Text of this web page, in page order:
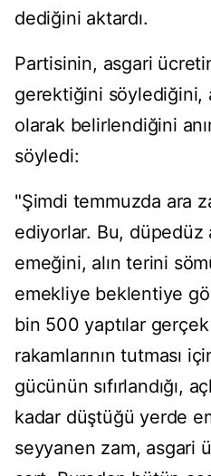
dediğini aktardı.
Partisinin, asgari
gerektiğini söylediğini,
olarak belirlendiğini
söyledi:
"Şimdi temmuzda ara
ediyorlar. Bu, düpedüz
emeğini, alın terini
emekliye beklentiye
bin 500 yaptılar
rakamlarının tutması
gücünün sıfırlandığı,
kadar düştüğü yerde
seyyanen zam, asgari